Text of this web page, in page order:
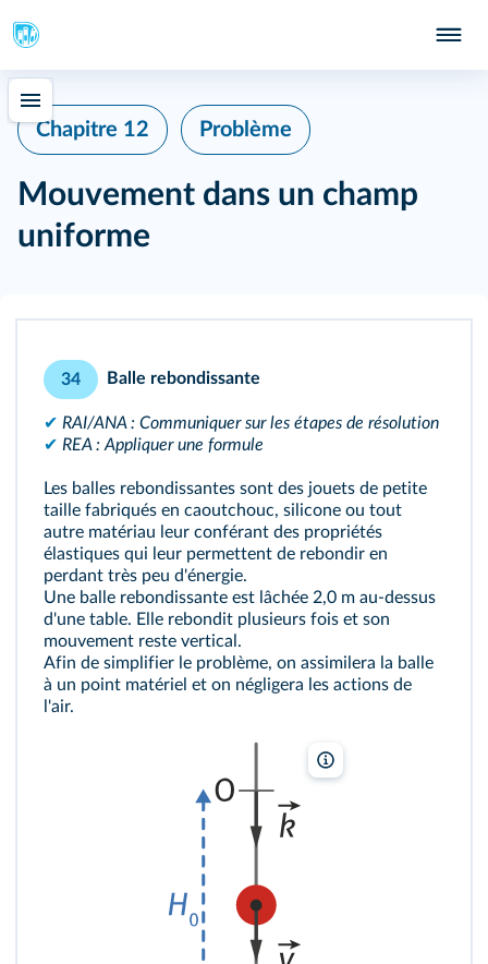
Chapitre 12 Problème
Mouvement dans un champ
uniforme
34 Balle rebondissante
✔ RAI/ANA : Communiquer sur les étapes de résolution
✔ REA : Appliquer une formule
Les balles rebondissantes sont des jouets de petite
taille fabriqués en caoutchouc, silicone ou tout
autre matériau leur conférant des propriétés
élastiques qui leur permettent de rebondir en
perdant très peu d'énergie.
Une balle rebondissante est lâchée 2,0 m au‑dessus
d'une table. Elle rebondit plusieurs fois et son
mouvement reste vertical.
Afin de simplifier le problème, on assimilera la balle
à un point matériel et on négligera les actions de
l'air.